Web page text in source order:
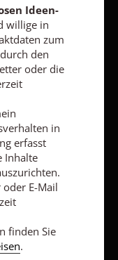
kündigen
Ideen-
willige in
zum
den
oder die
in
erfasst
Inhalte
E-Mail
finden Sie
.